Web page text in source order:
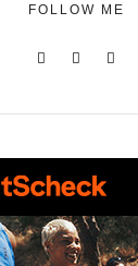
FOLLOW ME